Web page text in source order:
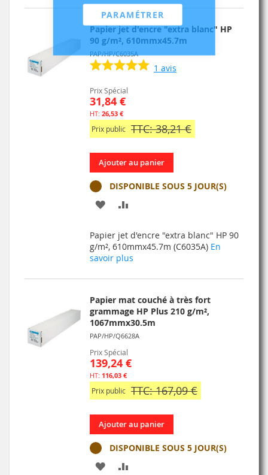
PARAMÉTRER
Papier jet d'encre "extra blanc" HP
90 g/m², 610mmx45.7m
PAP/HP/C6035A
1 avis
Prix Spécial
31,84 €
26,53 €
Prix public TTC: 38,21 €
Ajouter au panier
DISPONIBLE SOUS 5 JOUR(S)
AJOUTER
MA
LISTE
COMPARATEUR
Papier jet d'encre "extra blanc" HP 90
g/m², 610mmx45.7m (C6035A) En
savoir plus
Papier mat couché à très fort
grammage HP Plus 210 g/m²,
1067mmx30.5m
PAP/HP/Q6628A
Prix Spécial
139,24 €
116,03 €
Prix public TTC: 167,09 €
Ajouter au panier
DISPONIBLE SOUS 5 JOUR(S)
AJOUTER